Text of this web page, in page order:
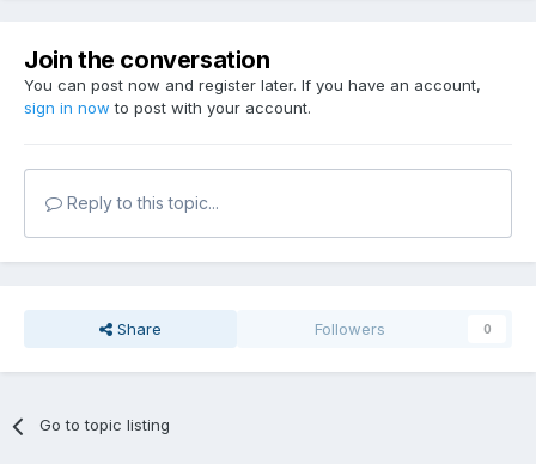
Join the conversation
You can post now and register later. If you have an account,
sign in now to post with your account.
Reply to this topic...
Share Followers 0
Go to topic listing